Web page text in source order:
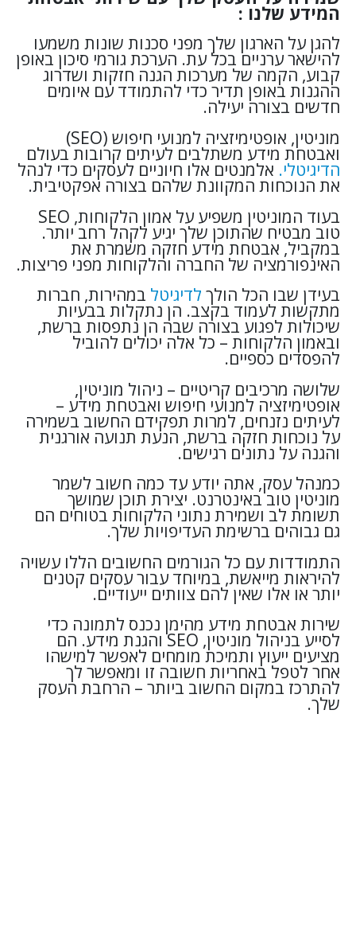
המידע שלנו :
להגן על הארגון שלך מפני סכנות שונות משמעו
להישאר ערניים בכל עת. הערכת גורמי סיכון באופן
קבוע, הקמה של מערכות הגנה חזקות ושדרוג
ההגנות באופן תדיר כדי להתמודד עם איומים
חדשים בצורה יעילה.
מוניטין, אופטימיזציה למנועי חיפוש (SEO)
ואבטחת מידע משתלבים לעיתים קרובות בעולם
הדיגיטלי. אלמנטים אלו חיוניים לעסקים כדי לנהל
את הנוכחות המקוונת שלהם בצורה אפקטיבית.
בעוד המוניטין משפיע על אמון הלקוחות, SEO
טוב מבטיח שהתוכן שלך יגיע לקהל רחב יותר.
במקביל, אבטחת מידע חזקה משמרת את
האינפורמציה של החברה והלקוחות מפני פריצות.
בעידן שבו הכל הולך לדיגיטל במהירות, חברות
מתקשות לעמוד בקצב. הן נתקלות בבעיות
שיכולות לפגוע בצורה שבה הן נתפסות ברשת,
ובאמון הלקוחות – כל אלה יכולים להוביל
להפסדים כספיים.
שלושה מרכיבים קריטיים – ניהול מוניטין,
אופטימיזציה למנועי חיפוש ואבטחת מידע –
לעיתים נזנחים, למרות תפקידם החשוב בשמירה
על נוכחות חזקה ברשת, הנעת תנועה אורגנית
והגנה על נתונים רגישים.
כמנהל עסק, אתה יודע עד כמה חשוב לשמר
מוניטין טוב באינטרנט. יצירת תוכן שמושך
תשומת לב ושמירת נתוני הלקוחות בטוחים הם
גם גבוהים ברשימת העדיפויות שלך.
התמודדות עם כל הגורמים החשובים הללו עשויה
להיראות מייאשת, במיוחד עבור עסקים קטנים
יותר או אלו שאין להם צוותים ייעודיים.
שירות אבטחת מידע מהימן נכנס לתמונה כדי
לסייע בניהול מוניטין, SEO והגנת מידע. הם
מציעים ייעוץ ותמיכת מומחים לאפשר למישהו
אחר לטפל באחריות חשובה זו ומאפשר לך
להתרכז במקום החשוב ביותר – הרחבת העסק
שלך.